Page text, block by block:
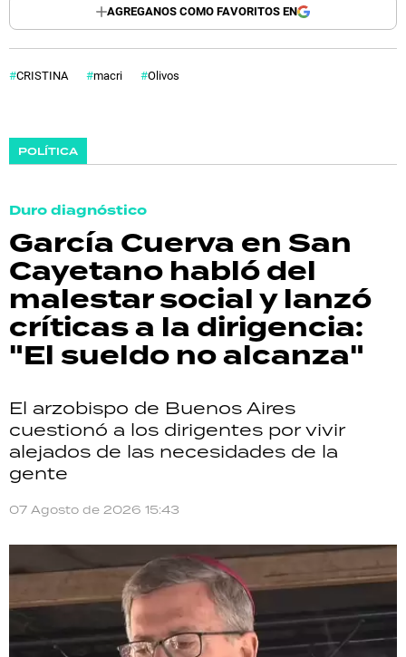
AGREGANOS COMO FAVORITOS EN
CRISTINA macri Olivos
POLÍTICA
Duro diagnóstico
García Cuerva en San
Cayetano habló del
malestar social y lanzó
críticas a la dirigencia:
"El sueldo no alcanza"
El arzobispo de Buenos Aires
cuestionó a los dirigentes por vivir
alejados de las necesidades de la
gente
07 Agosto de 2026 15:43